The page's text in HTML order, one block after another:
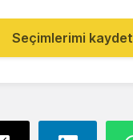
Seçimlerimi kaydet